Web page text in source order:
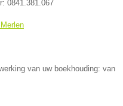
0841.381.067
van uw boekhouding: van